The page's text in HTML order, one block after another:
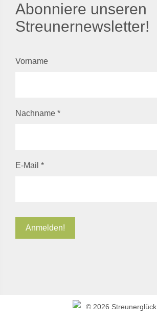
Abonniere unseren
Streunernewsletter!
Vorname
Nachname *
E-Mail *
© 2026 Streunerglück